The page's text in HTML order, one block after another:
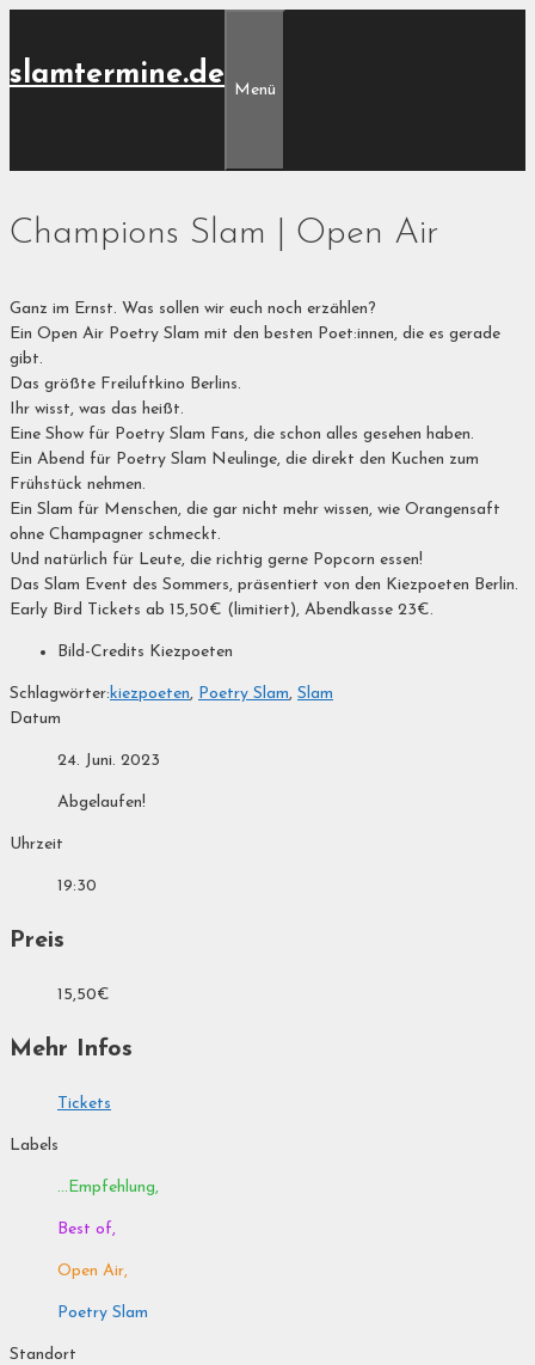
springen
slamtermine.de
Menü
Champions Slam | Open Air
Ganz im Ernst. Was sollen wir euch noch erzählen?
Ein Open Air Poetry Slam mit den besten Poet:innen, die es gerade
gibt.
Das größte Freiluftkino Berlins.
Ihr wisst, was das heißt.
Eine Show für Poetry Slam Fans, die schon alles gesehen haben.
Ein Abend für Poetry Slam Neulinge, die direkt den Kuchen zum
Frühstück nehmen.
Ein Slam für Menschen, die gar nicht mehr wissen, wie Orangensaft
ohne Champagner schmeckt.
Und natürlich für Leute, die richtig gerne Popcorn essen!
Das Slam Event des Sommers, präsentiert von den Kiezpoeten Berlin.
Early Bird Tickets ab 15,50€ (limitiert), Abendkasse 23€.
Bild-Credits Kiezpoeten
Schlagwörter:kiezpoeten, Poetry Slam, Slam
Datum
24. Juni. 2023
Abgelaufen!
Uhrzeit
19:30
Preis
15,50€
Mehr Infos
Tickets
Labels
...Empfehlung,
Best of,
Open Air,
Poetry Slam
Standort